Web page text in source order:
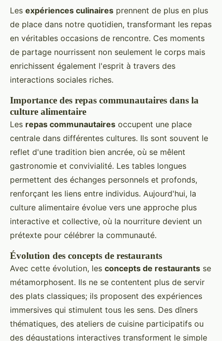
Les expériences culinaires prennent de plus en plus
de place dans notre quotidien, transformant les repas
en véritables occasions de rencontre. Ces moments
de partage nourrissent non seulement le corps mais
enrichissent également l'esprit à travers des
interactions sociales riches.
Importance des repas communautaires dans la
culture alimentaire
Les repas communautaires occupent une place
centrale dans différentes cultures. Ils sont souvent le
reflet d'une tradition bien ancrée, où se mêlent
gastronomie et convivialité. Les tables longues
permettent des échanges personnels et profonds,
renforçant les liens entre individus. Aujourd'hui, la
culture alimentaire évolue vers une approche plus
interactive et collective, où la nourriture devient un
prétexte pour célébrer la communauté.
Évolution des concepts de restaurants
Avec cette évolution, les concepts de restaurants se
métamorphosent. Ils ne se contentent plus de servir
des plats classiques; ils proposent des expériences
immersives qui stimulent tous les sens. Des dîners
thématiques, des ateliers de cuisine participatifs ou
des dégustations interactives transforment le simple